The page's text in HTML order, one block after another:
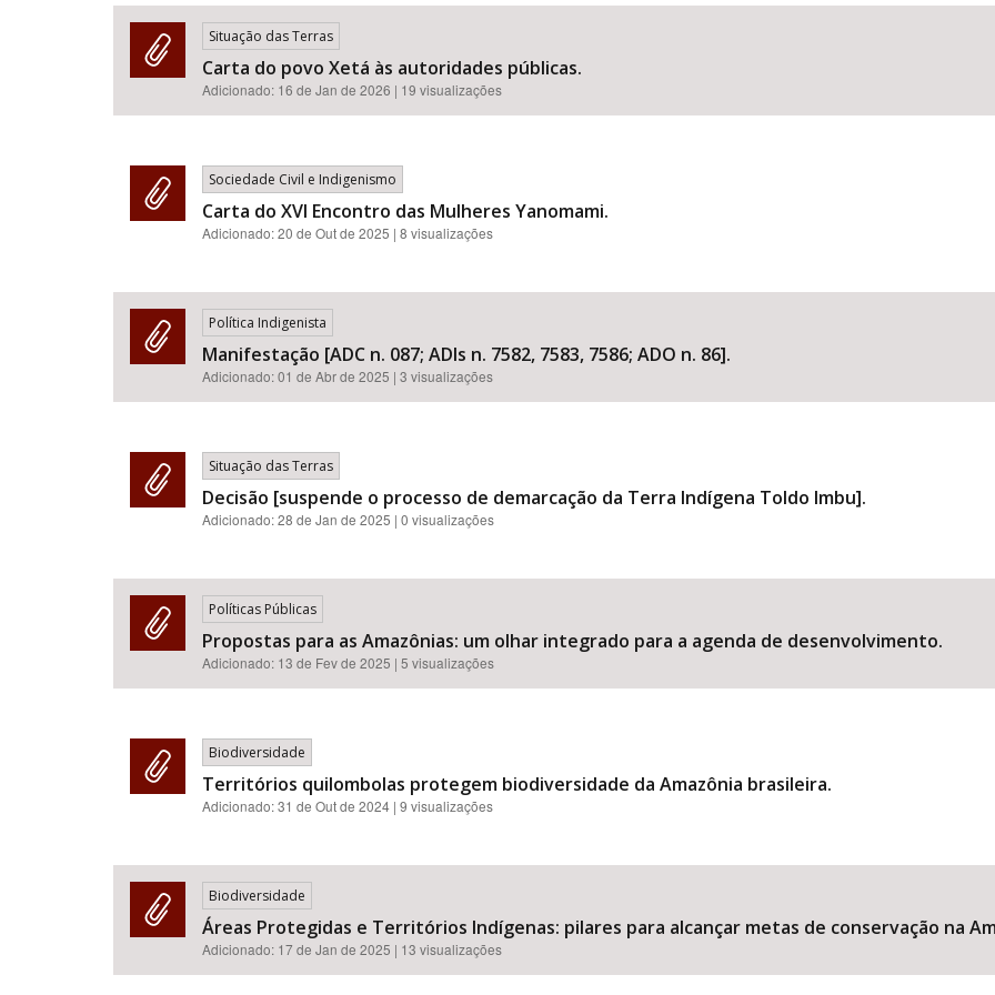
Situação das Terras
Carta do povo Xetá às autoridades públicas.
Adicionado: 16 de Jan de 2026 | 19 visualizações
Sociedade Civil e Indigenismo
Carta do XVI Encontro das Mulheres Yanomami.
Adicionado:20 de Out de 2025 | 8 visualizações
Política Indigenista
Manifestação [ADC n. 087; ADIs n. 7582, 7583, 7586; ADO n. 86].
Adicionado:01 de Abr de 2025 | 3 visualizações
Situação das Terras
Decisão [suspende o processo de demarcação da Terra Indígena Toldo Imbu].
Adicionado:28 de Jan de 2025 | 0 visualizações
Políticas Públicas
Propostas para as Amazônias: um olhar integrado para a agenda de desenvolvimento.
Adicionado: 13 de Fev de 2025 | 5 visualizações
Biodiversidade
Territórios quilombolas protegem biodiversidade da Amazônia brasileira.
Adicionado:31 de Out de 2024 | 9 visualizações
Biodiversidade
Áreas Protegidas e Territórios Indígenas: pilares para alcançar metas de conservação na
Adicionado: 17 de Jan de 2025 | 13 visualizações